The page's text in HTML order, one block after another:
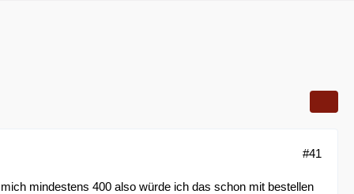
#41
mindestens 400 also würde ich das schon mit bestellen